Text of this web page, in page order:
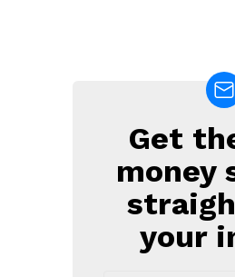
Get
money
your